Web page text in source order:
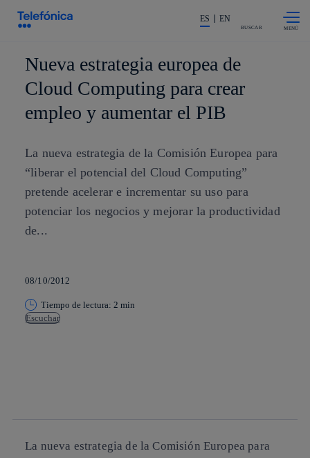
La acción en accionistas e
ES EN
BUSCAR
Nueva estrategia europea de
Cloud Computing para crear
empleo y aumentar el PIB
La nueva estrategia de la Comisión Europea para
“liberar el potencial del Cloud Computing”
pretende acelerar e incrementar su uso para
potenciar los negocios y mejorar la productividad
de...
08/10/2012
Tiempo de lectura: 2 min
Escuchar
La nueva estrategia de la Comisión Europea para